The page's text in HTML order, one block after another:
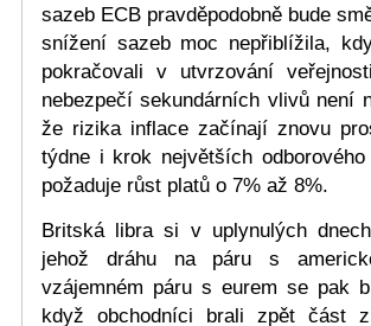
sazeb ECB pravděpodobně bude
snížení sazeb moc nepřiblížila,
pokračovali v utvrzování
nebezpečí sekundárních vlivů není
že rizika inflace začínají znovu
týdne i krok největších
požaduje růst platů o 7% až 8%.
Britská libra si v uplynulých
jehož dráhu na páru s
vzájemném páru s eurem se pak
když obchodníci brali zpět část